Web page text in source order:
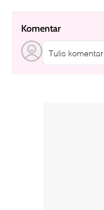
Komentar
Tulis